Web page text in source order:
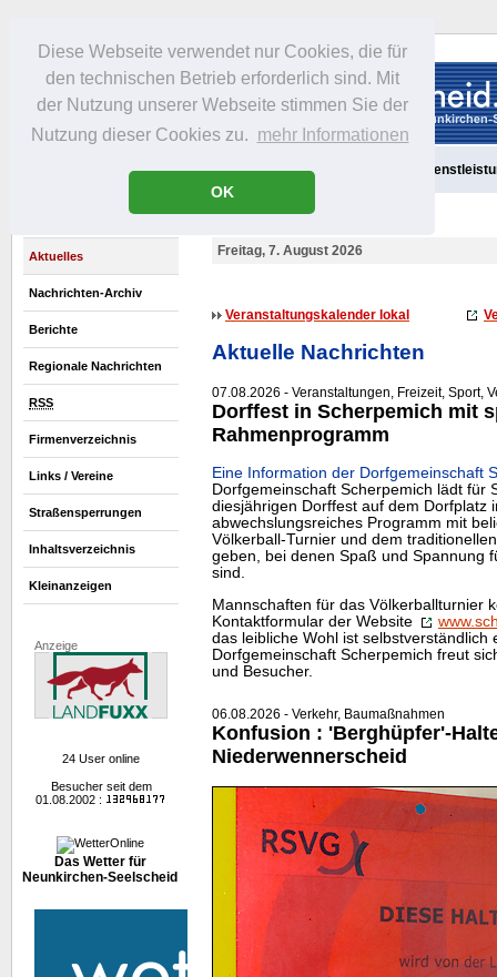
Diese Webseite verwendet nur Cookies, die für
den technischen Betrieb erforderlich sind. Mit
der Nutzung unserer Webseite stimmen Sie der
Nutzung dieser Cookies zu. mehr Informationen
OK
Portrait Freizeit Gastronomie
Aktuelles
Nachrichten-Archiv
Berichte
Regionale Nachrichten
RSS
Firmenverzeichnis
Links / Vereine
Straßensperrungen
Inhaltsverzeichnis
Kleinanzeigen
Anzeige
24 User online
Besucher seit dem
01.08.2002 :
Das Wetter für
Neunkirchen-Seelscheid
Freitag, 7. August 2026
Veranstaltungskalender lokal
Aktuelle Nachrichten
07.08.2026 - Veranstaltungen, Freizeit, Sport,
Dorffest in Scherpemich mit
Rahmenprogramm
Eine Information der Dorfgemeinschaft
Dorfgemeinschaft Scherpemich lädt für
diesjährigen Dorffest auf dem Dorfplatz
abwechslungsreiches Programm mit
Völkerball-Turnier und dem
geben, bei denen Spaß und Spannung
sind.
Mannschaften für das Völkerballturnier
Kontaktformular der Website
das leibliche Wohl ist selbstverständlich
Dorfgemeinschaft Scherpemich freut
und Besucher.
06.08.2026 - Verkehr, Baumaßnahmen
Konfusion : 'Berghüpfer'-
Niederwennerscheid